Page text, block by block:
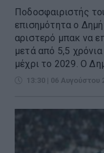
Ποδοσφαιριστής
επισημότητα ο
αριστερό μπακ να
μετά από 5,5
μέχρι το 2029. Ο
13:30 | 06 Αυγούστου